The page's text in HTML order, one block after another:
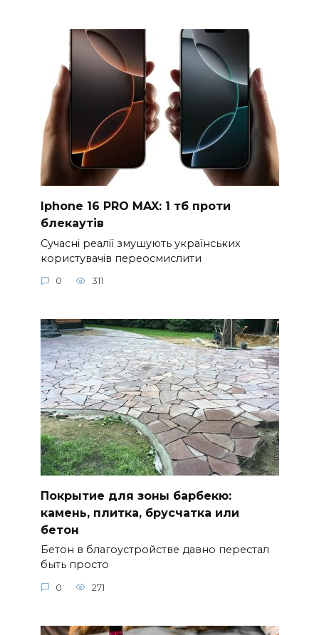
Iphone 16 PRO MAX: 1 тб проти
блекаутів
Сучасні реалії змушують українських
користувачів переосмислити
0 311
Покрытие для зоны барбекю:
камень, плитка, брусчатка или
бетон
Бетон в благоустройстве давно перестал
быть просто
0 271